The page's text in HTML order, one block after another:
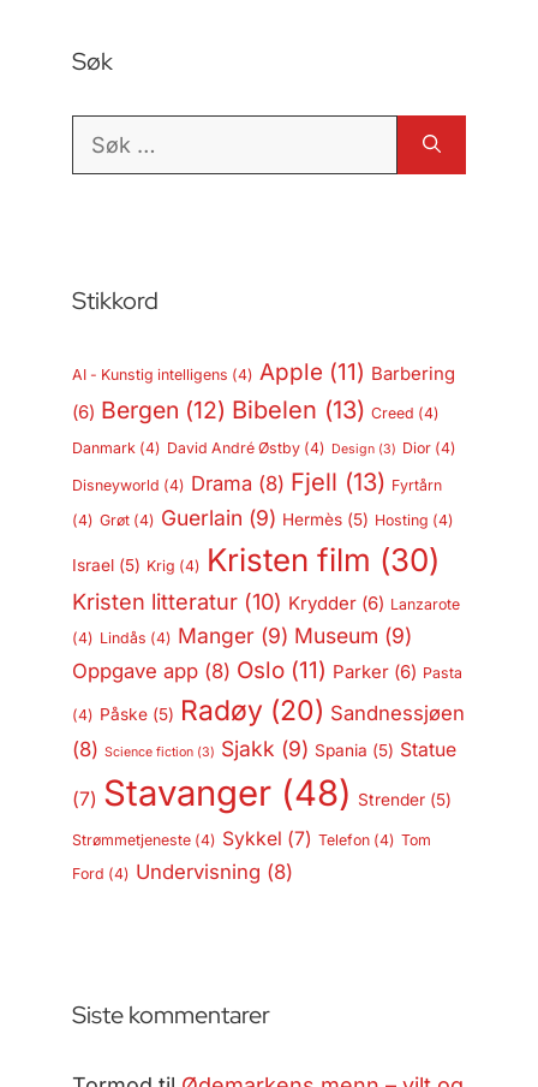
Søk
Søk
Stikkord
AI - Kunstig intelligens (4) Apple (11) Barbering
(6) Bergen (12) Bibelen (13) Creed (4)
Danmark (4) David André Østby(4) Design(3) Dior(4)
Disneyworld (4) Drama (8) Fjell (13) Fyrtårn
(4) Grøt(4) Guerlain (9) Hermès(5) Hosting (4)
Israel(5) Krig (4) Kristen film (30)
Kristen litteratur(10) Krydder(6) Lanzarote
(4) Lindås (4) Manger(9) Museum (9)
Oppgave app(8) Oslo(11) Parker(6) Pasta
(4) Påske(5) Radøy(20) Sandnessjøen
(8) Science fiction(3) Sjakk (9) Spania (5) Statue
(7) Stavanger(48) Strender(5)
Strømmetjeneste(4) Sykkel (7) Telefon(4) Tom
Ford (4) Undervisning (8)
Siste kommentarer